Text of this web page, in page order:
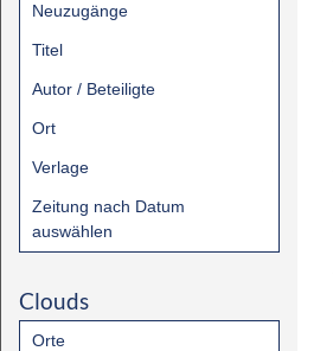
Neuzugänge
Titel
Autor / Beteiligte
Ort
Verlage
Zeitung nach Datum
auswählen
Clouds
Orte